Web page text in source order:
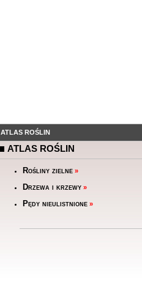
ATLAS ROŚLIN
ATLAS ROŚLIN
Rośliny zielne »
Drzewa i krzewy »
Pędy nieulistnione »